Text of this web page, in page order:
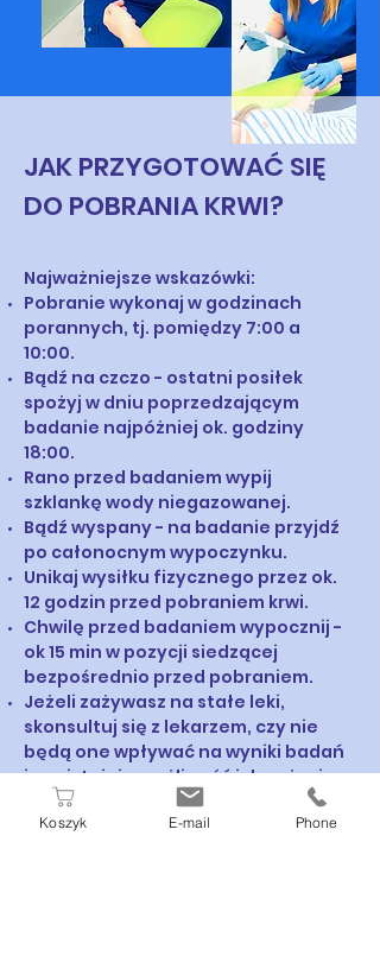
JAK PRZYGOTOWAĆ SIĘ
DO POBRANIA KRWI?
Najważniejsze wskazówki:
Pobranie wykonaj w godzinach
porannych, tj. pomiędzy 7:00 a
10:00.
Bądź na czczo - ostatni posiłek
spożyj w dniu poprzedzającym
badanie najpóżniej ok. godziny
18:00.
Rano przed badaniem wypij
szklankę wody niegazowanej.
Bądź wyspany - na badanie przyjdź
po całonocnym wypoczynku.
Unikaj wysiłku fizycznego przez ok.
12 godzin przed pobraniem krwi.
Chwilę przed badaniem wypocznij -
ok 15 min w pozycji siedzącej
bezpośrednio przed pobraniem.
Jeżeli zażywasz na stałe leki,
skonsultuj się z lekarzem, czy nie
będą one wpływać na wyniki badań
i czy istnieje możliwość ich zażycia
po badaniu.
Koszyk E-mail Phone